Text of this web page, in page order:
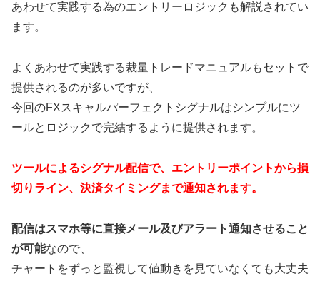
あわせて実践する為のエントリーロジックも解説されてい
ます。
よくあわせて実践する裁量トレードマニュアルもセットで
提供されるのが多いですが、
今回のFXスキャルパーフェクトシグナルはシンプルにツ
ールとロジックで完結するように提供されます。
ツールによるシグナル配信で、エントリーポイントから損
切りライン、決済タイミングまで通知されます。
配信はスマホ等に直接メール及びアラート通知させること
が可能なので、
チャートをずっと監視して値動きを見ていなくても大丈夫